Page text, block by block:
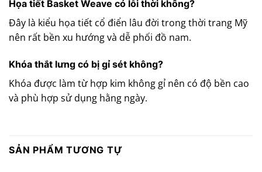
Họa tiết Basket Weave có lỗi thời không?
Đây là kiểu họa tiết cổ điển lâu đời trong thời trang Mỹ
nên rất bền xu hướng và dễ phối đồ nam.
Khóa thắt lưng có bị gỉ sét không?
Khóa được làm từ hợp kim không gỉ nên có độ bền cao
và phù hợp sử dụng hằng ngày.
SẢN PHẨM TƯƠNG TỰ